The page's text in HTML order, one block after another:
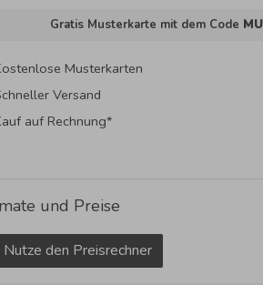
Gratis Musterkarte mit dem Code
Musterkarten
Versand
auf Rechnung*
und Preise
Nutze den Preisrechner